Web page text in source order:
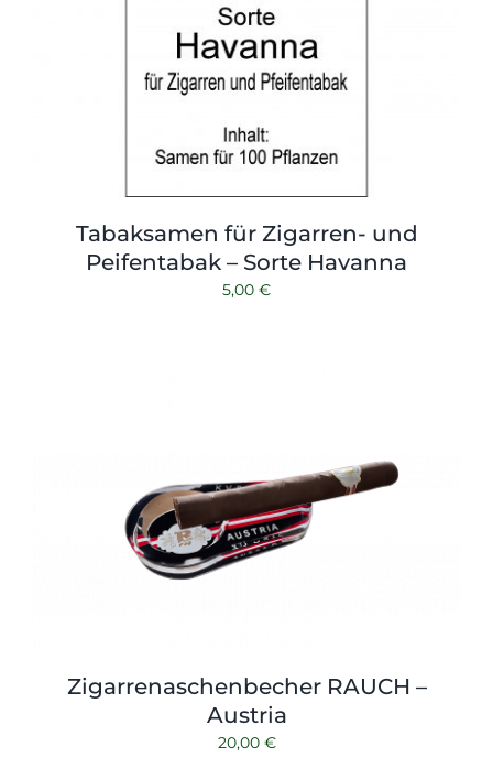
Tabaksamen für Zigarren- und
Peifentabak – Sorte Havanna
5,00 €
Zigarrenaschenbecher RAUCH –
Austria
20,00 €